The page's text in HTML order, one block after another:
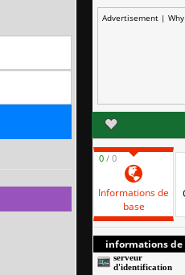
Advertisement |
0/ 0
Informations de
base
informations de
serveur
d'identification